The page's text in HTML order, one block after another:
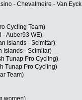
- Chevalmeire - Van Eyck
Cycling Team)
- Auber93 WE)
Islands - Scimitar)
Islands - Scimitar)
Tunap Pro Cycling)
Tunap Pro Cycling)
Team)
women)